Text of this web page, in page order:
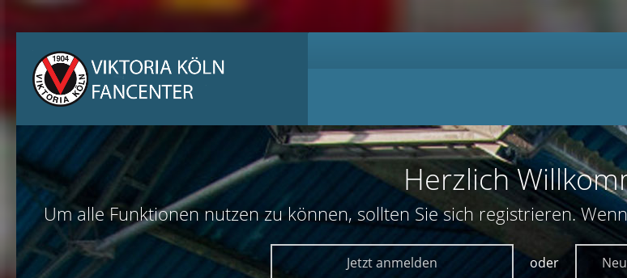
Herzlich
Um alle Funktionen nutzen zu können, sollten Sie sich registrieren.
Jetzt anmelden oder